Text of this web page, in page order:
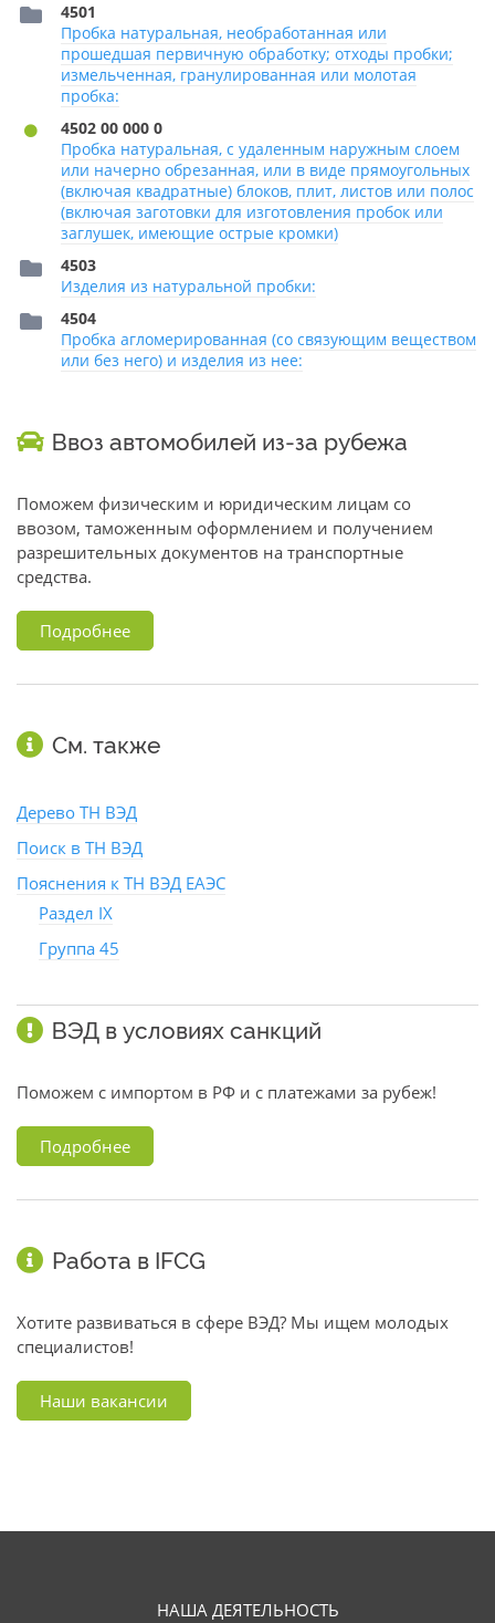
4501
Пробка натуральная, необработанная или
прошедшая первичную обработку; отходы пробки;
измельченная, гранулированная или молотая
пробка:
4502 00 000 0
Пробка натуральная, с удаленным наружным слоем
или начерно обрезанная, или в виде прямоугольных
(включая квадратные) блоков, плит, листов или полос
(включая заготовки для изготовления пробок или
заглушек, имеющие острые кромки)
4503
Изделия из натуральной пробки:
4504
Пробка агломерированная (со связующим веществом
или без него) и изделия из нее:
Ввоз автомобилей из-за рубежа
Поможем физическим и юридическим лицам со
ввозом, таможенным оформлением и получением
разрешительных документов на транспортные
средства.
Подробнее
См. также
Дерево ТН ВЭД
Поиск в ТН ВЭД
Пояснения к ТН ВЭД ЕАЭС
Раздел IX
Группа 45
ВЭД в условиях санкций
Поможем с импортом в РФ и с платежами за рубеж!
Подробнее
Работа в IFCG
Хотите развиваться в сфере ВЭД? Мы ищем молодых
специалистов!
Наши вакансии
НАША ДЕЯТЕЛЬНОСТЬ